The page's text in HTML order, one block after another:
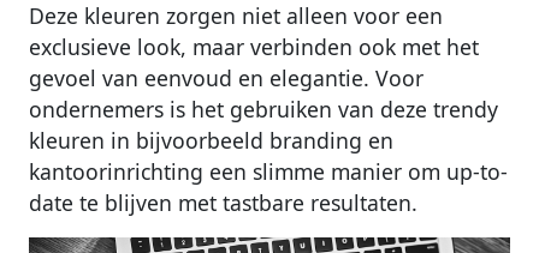
Deze kleuren zorgen niet alleen voor een
exclusieve look, maar verbinden ook met het
gevoel van eenvoud en elegantie. Voor
ondernemers is het gebruiken van deze trendy
kleuren in bijvoorbeeld branding en
kantoorinrichting een slimme manier om up-to-
date te blijven met tastbare resultaten.